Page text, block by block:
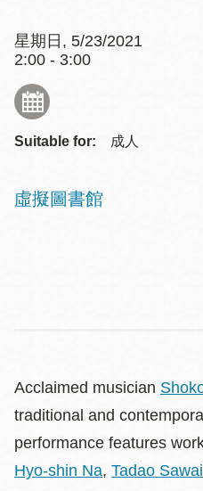
星期日, 5/23/2021
2:00 - 3:00
Suitable for: 成人
虛擬圖書館
Acclaimed musician
traditional and
performance features
Hyo-shin Na, Tadao Sawai